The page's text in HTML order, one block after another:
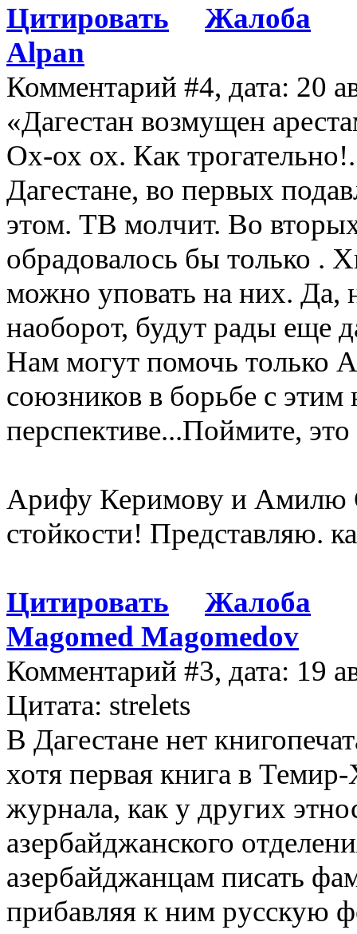
Цитировать
Жалоба
Alpan
Комментарий #4, дата: 20
«Дагестан возмущен
Ох-ох ох. Как
Дагестане, во первых
этом. ТВ молчит. Во
обрадовалось бы только .
можно уповать на них. Да,
наоборот, будут рады еще
Нам могут помочь
союзников в борьбе с
перспективе...Поймите,
Арифу Керимову и Амилю
стойкости! Представляю.
Цитировать
Жалоба
Magomed Magomedov
Комментарий #3, дата: 19
Цитата: strelets
В Дагестане нет
хотя первая книга в
журнала, как у других
азербайджанского
азербайджанцам писать
прибавляя к ним русскую